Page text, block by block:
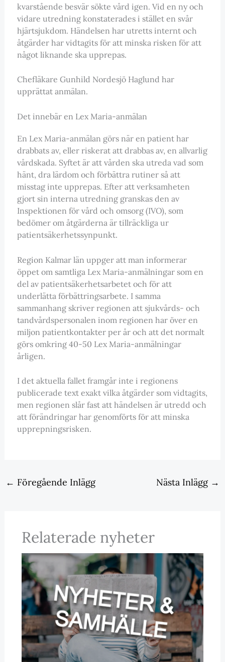
kvarstående besvär sökte vård igen. Vid en ny och
vidare utredning konstaterades i stället en svår
hjärtsjukdom. Händelsen har utretts internt och
åtgärder har vidtagits för att minska risken för att
något liknande ska upprepas.
Chefläkare Gunhild Nordesjö Haglund har
upprättat anmälan.
Det innebär en Lex Maria-anmälan
En Lex Maria-anmälan görs när en patient har
drabbats av, eller riskerat att drabbas av, en allvarlig
vårdskada. Syftet är att vården ska utreda vad som
hänt, dra lärdom och förbättra rutiner så att
misstag inte upprepas. Efter att verksamheten
gjort sin interna utredning granskas den av
Inspektionen för vård och omsorg (IVO), som
bedömer om åtgärderna är tillräckliga ur
patientsäkerhetssynpunkt.
Region Kalmar län uppger att man informerar
öppet om samtliga Lex Maria-anmälningar som en
del av patientsäkerhetsarbetet och för att
underlätta förbättringsarbete. I samma
sammanhang skriver regionen att sjukvårds- och
tandvårdspersonalen inom regionen har över en
miljon patientkontakter per år och att det normalt
görs omkring 40-50 Lex Maria-anmälningar
årligen.
I det aktuella fallet framgår inte i regionens
publicerade text exakt vilka åtgärder som vidtagits,
men regionen slår fast att händelsen är utredd och
att förändringar har genomförts för att minska
upprepningsrisken.
← Föregående Inlägg Nästa Inlägg →
Relaterade nyheter